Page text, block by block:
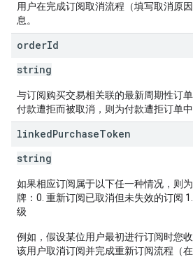
用户在完成订阅取消流程（填写取消原
息。
orderId
string
与订阅购买交易相关联的最新周期性订
付款遭拒而被取消，则为付款遭拒订单中
linkedPurchaseToken
string
如果相应订阅属于以下任一种情况，则
牌：0. 重新订阅已取消但未失效的订阅
级
例如，假设某位用户最初进行订阅时您
该用户取消订阅并完成重新订阅流程（